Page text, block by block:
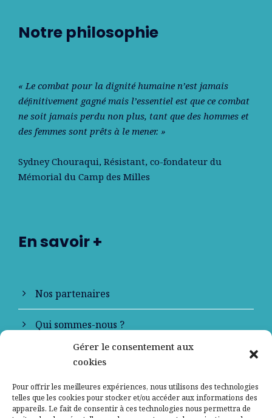
Gérer le consentement aux
cookies
Pour offrir les meilleures expériences, nous utilisons des technologies
telles que les cookies pour stocker et/ou accéder aux informations des
appareils. Le fait de consentir à ces technologies nous permettra de
Notre philosophie
« Le combat pour la dignité humaine n’est jamais
déﬁnitivement gagné mais l’essentiel est que ce combat
ne soit jamais perdu non plus, tant que des hommes et
des femmes sont prêts à le mener. »
Sydney Chouraqui, Résistant, co-fondateur du
Mémorial du Camp des Milles
En savoir +
Nos partenaires
Qui sommes-nous ?
Contactez-nous
Mentions légales